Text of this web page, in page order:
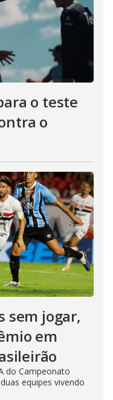
o teste
o
sem jogar,
em
do Campeonato
equipes vivendo